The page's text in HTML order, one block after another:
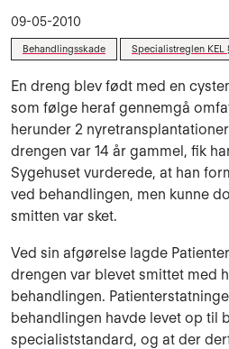
09-05-2010
Behandlingsskade Specialistreglen KEL
En dreng blev født med en
som følge heraf gennemgå
herunder 2
drengen var 14 år gammel, fik
Sygehuset vurderede, at han
ved behandlingen, men kunne
smitten var sket.
Ved sin afgørelse lagde
drengen var blevet smittet med
behandlingen.
behandlingen havde levet op til
specialiststandard, og at der